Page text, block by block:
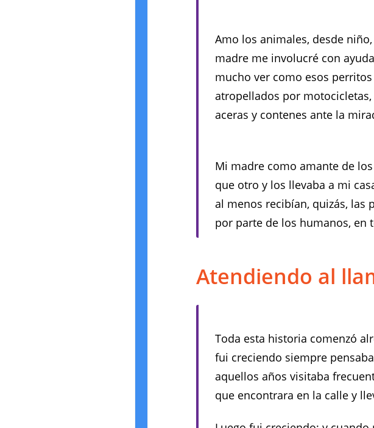
Amo los animales, desde
madre me involucré con
mucho ver como esos
atropellados por
aceras y contenes ante la
Mi madre como amante de
que otro y los llevaba a mi
al menos recibían, quizás, las
por parte de los humanos, en
Atendiendo al
Toda esta historia comenzó
fui creciendo siempre
aquellos años visitaba
que encontrara en la calle y